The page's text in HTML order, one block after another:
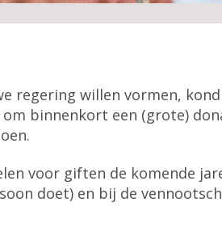
regering willen vormen,
binnenkort een (grote)
voor giften de komende
doet) en bij de